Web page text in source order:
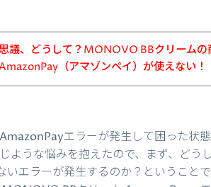
議、どうして？MONOVO BBクリームの
（アマゾンペイ）が使えない！
エラーが発生して困った状
ような悩みを抱えたので、まず、ど
いエラーが発生するのか？ということ